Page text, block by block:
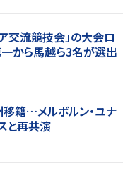
交流競技会」の大会ロ
から馬越ら3名が選出
移籍…メルボルン・ユナ
と再共演